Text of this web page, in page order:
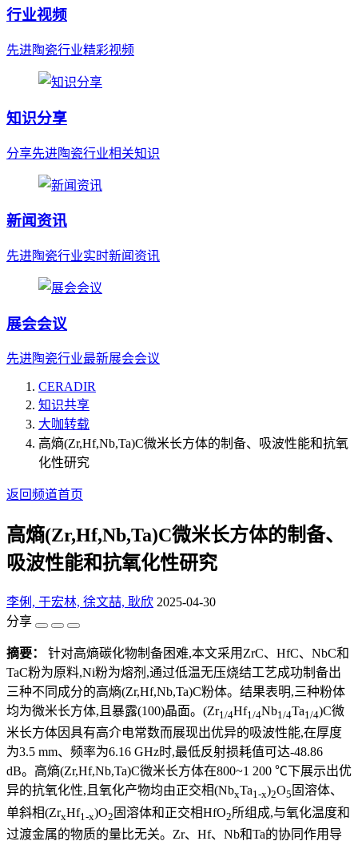
行业视频
先进陶瓷行业精彩视频
知识分享
分享先进陶瓷行业相关知识
新闻资讯
先进陶瓷行业实时新闻资讯
展会会议
先进陶瓷行业最新展会会议
CERADIR
知识共享
大咖转载
高熵(Zr,Hf,Nb,Ta)C微米长方体的制备、吸波性能和抗氧
化性研究
返回频道首页
高熵(Zr,Hf,Nb,Ta)C微米长方体的制备、
吸波性能和抗氧化性研究
李俐, 于宏林, 徐文喆, 耿欣 2025-04-30
分享
摘要：
针对高熵碳化物制备困难,本文采用ZrC、HfC、NbC和
TaC粉为原料,Ni粉为熔剂,通过低温无压烧结工艺成功制备出
三种不同成分的高熵(Zr,Hf,Nb,Ta)C粉体。结果表明,三种粉体
均为微米长方体,且暴露(100)晶面。(Zr1/4Hf1/4Nb1/4Ta1/4)C微
米长方体因具有高介电常数而展现出优异的吸波性能,在厚度
为3.5 mm、频率为6.16 GHz时,最低反射损耗值可达-48.86
dB。高熵(Zr,Hf,Nb,Ta)C微米长方体在800~1 200 ℃下展示出优
异的抗氧化性,且氧化产物均由正交相(NbxTa1-x)2O5 固溶体、
单斜相(ZrxHf1-x)O2 固溶体和正交相HfO2所组成,与氧化温度和
过渡金属的物质的量比无关。Zr、Hf、Nb和Ta的协同作用导